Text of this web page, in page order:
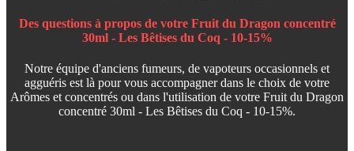
Des questions à propos de votre Fruit du Dragon concentré
30ml - Les Bêtises du Coq - 10-15%
Notre équipe d'anciens fumeurs, de vapoteurs occasionnels et
agguéris est là pour vous accompagner dans le choix de votre
Arômes et concentrés ou dans l'utilisation de votre Fruit du Dragon
concentré 30ml - Les Bêtises du Coq - 10-15%.